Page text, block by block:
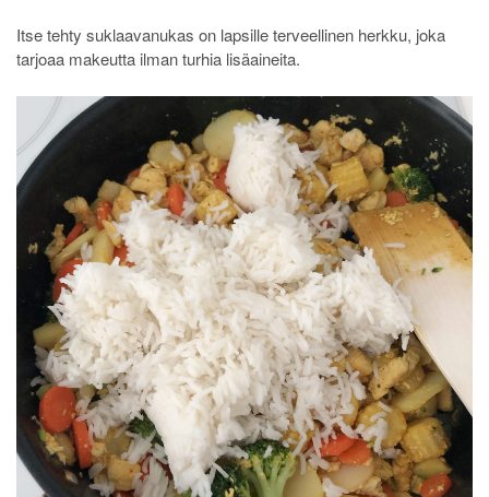
Itse tehty suklaavanukas on lapsille terveellinen herkku, joka
tarjoaa makeutta ilman turhia lisäaineita.